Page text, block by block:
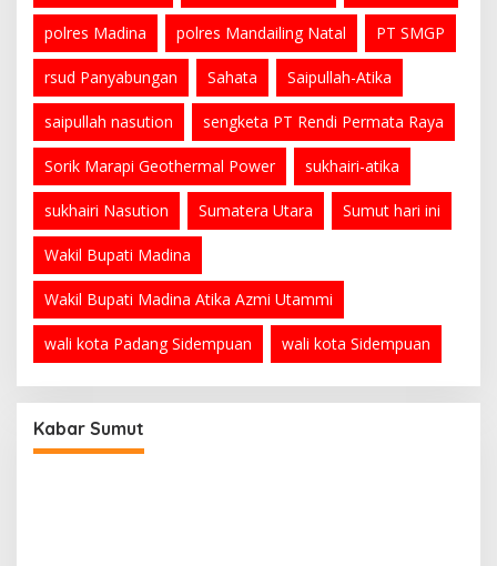
polres Madina polres Mandailing Natal PT SMGP
rsud Panyabungan Sahata Saipullah-Atika
saipullah nasution sengketa PT Rendi Permata Raya
Sorik Marapi Geothermal Power sukhairi-atika
sukhairi Nasution Sumatera Utara Sumut hari ini
Wakil Bupati Madina
Wakil Bupati Madina Atika Azmi Utammi
wali kota Padang Sidempuan wali kota Sidempuan
Kabar Sumut
Apresiasi Kerja Keras Tim Meski Terbatas
Anggaran
Di Madina, Sumatera Utara